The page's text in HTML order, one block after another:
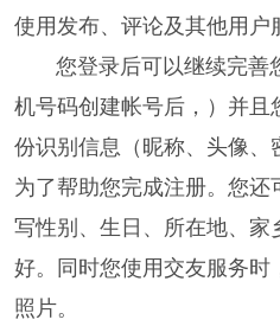
使用发布、评论及其他用户
您登录后可以继续完善
机号码创建帐号后，）并且
份识别信息（昵称、头像、
为了帮助您完成注册。您
写性别、生日、所在地、家
好。同时您使用交友服务时
照片。